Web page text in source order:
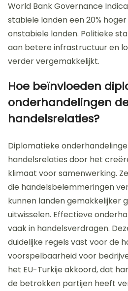
World Bank Governance
stabiele landen een 20%
onstabiele landen. Politieke
aan betere infrastructuur en
verder vergemakkelijkt.
Hoe beïnvloeden
onderhandelingen
handelsrelaties?
Diplomatieke
handelsrelaties door het
klimaat voor samenwerking.
die handelsbelemmeringen
kunnen landen gemakkelijker
uitwisselen. Effectieve
vaak in handelsverdragen.
duidelijke regels vast voor de
voorspelbaarheid voor
het EU-Turkije akkoord, dat
de betrokken partijen heeft